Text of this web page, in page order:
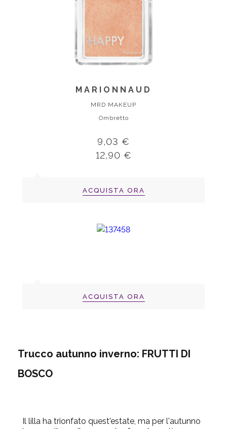
MARIONNAUD
MRD MAKEUP
Ombretto
9,03 €
12,90 €
ACQUISTA ORA
ACQUISTA ORA
Trucco autunno inverno: FRUTTI DI
BOSCO
Il lilla ha trionfato quest'estate, ma per l'autunno